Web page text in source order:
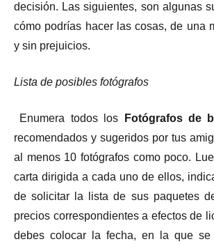
decisión. Las siguientes, son algunas
cómo podrías hacer las cosas, de una
y sin prejuicios.
Lista de posibles fotógrafos
Enumera todos los Fotógrafos de
recomendados y sugeridos por tus
al menos 10 fotógrafos como poco.
carta dirigida a cada uno de ellos,
de solicitar la lista de sus paquetes
precios correspondientes a efectos de
debes colocar la fecha, en la que